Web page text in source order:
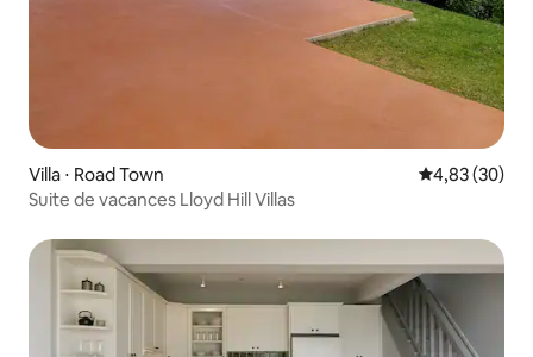
Villa ⋅ Road Town Évaluation
4,83 (30)
Suite de vacances Lloyd Hill Villas